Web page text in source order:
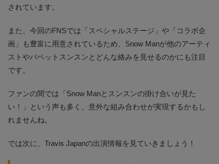
されています。
また、今回のFNSでは「スペシャルステージ」や「コラボ企
画」も豊富に用意されているため、Snow Manが他のアーティ
ストやパペットスンスンとどんな絡みを見せるのかにも注目
です。
ファンの間では「Snow Manとスンスンの掛け合いが見た
い！」という声も多く、意外な組み合わせが実現するかもし
れませんね。
では次に、Travis Japanの出演情報を見ていきましょう！